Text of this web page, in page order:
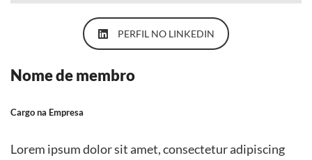
PERFIL NO LINKEDIN
Nome de membro
Cargo na Empresa
Lorem ipsum dolor sit amet, consectetur adipiscing